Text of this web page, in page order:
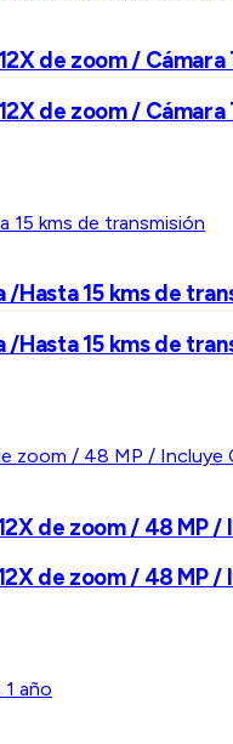
de zoom /
de zoom /
Hasta 15 kms de
Hasta 15 kms de
de zoom / 48 MP /
de zoom / 48 MP /